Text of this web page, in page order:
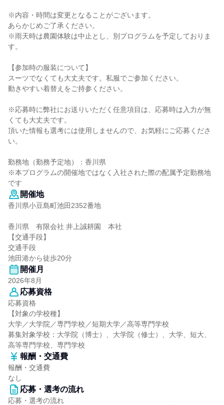
※内容・時間は変更となることがございます。
あらかじめご了承ください。
※雨天時は農園体験は中止とし、別プログラムを予定しておりま
す。
【参加時の服装について】
スーツでなくても大丈夫です。私服でご参加ください。
動きやすい着替えをご持参ください。
※応募時に弊社にお送りいただく任意項目は、応募時は入力が無
くても大丈夫です。
頂いた情報も選考には使用しませんので、お気軽にご応募くださ
い。
勤務地（勤務予定地）：香川県
※本プログラムの開催地ではなく入社された際の配属予定勤務地
です
開催地
香川県小豆島町池田2352番地
香川県 有限会社 井上誠耕園 本社
【交通手段】
交通手段
池田港から徒歩20分
開催月
2026年8月
応募資格
応募資格
【対象の学校種】
大学／大学院／専門学校／短期大学／高等専門学校
募集対象学校：大学院（博士）、大学院（修士）、大学、短大、
高等専門学校、専門学校
報酬・交通費
報酬・交通費
なし
応募・選考の流れ
応募・選考の流れ